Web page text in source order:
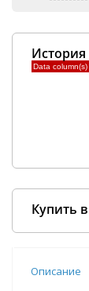
Data
Купить
Описание